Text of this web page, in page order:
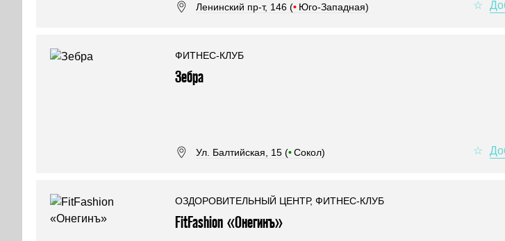
Ленинский пр-т, 146 (• Юго-Западная)
ФИТНЕС-КЛУБ
Зебра
Ул. Балтийская, 15 (•Сокол)
ОЗДОРОВИТЕЛЬНЫЙ ЦЕНТР, ФИТНЕС-КЛУБ
FitFashion «Онегинъ»